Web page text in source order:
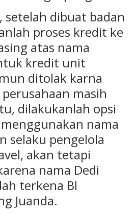
setelah dibuat badan
proses kredit ke
atas nama
kredit unit
ditolak karna
masih
dilakukanlah opsi
nama
selaku pengelola
akan tetapi
nama Dedi
terkena BI
Juanda.